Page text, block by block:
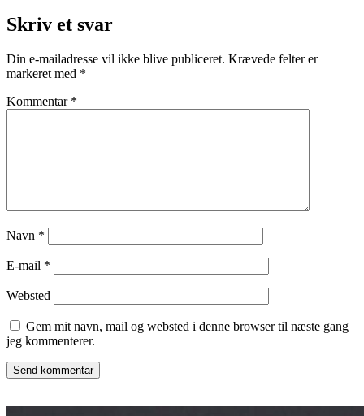
Skriv et svar
Din e-mailadresse vil ikke blive publiceret. Krævede felter er
markeret med *
Kommentar *
Navn *
E-mail *
Websted
Gem mit navn, mail og websted i denne browser til næste gang
jeg kommenterer.